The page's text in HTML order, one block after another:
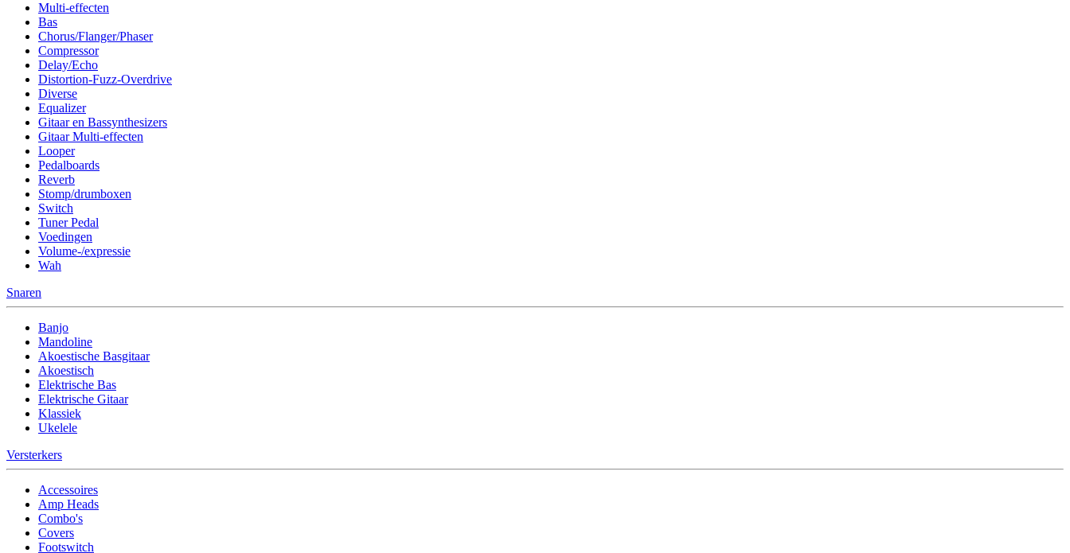
Multi-effecten
Bas
Chorus/Flanger/Phaser
Compressor
Delay/Echo
Distortion-Fuzz-Overdrive
Diverse
Equalizer
Gitaar en Bassynthesizers
Gitaar Multi-effecten
Looper
Pedalboards
Reverb
Stomp/drumboxen
Switch
Tuner Pedal
Voedingen
Volume-/expressie
Wah
Snaren
Banjo
Mandoline
Akoestische Basgitaar
Akoestisch
Elektrische Bas
Elektrische Gitaar
Klassiek
Ukelele
Versterkers
Accessoires
Amp Heads
Combo's
Covers
Footswitch